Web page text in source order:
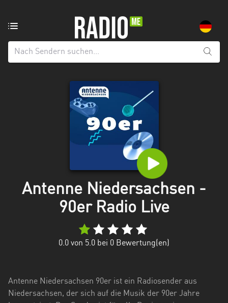
aus:
Alle
Bremen
Niedersachsen
Antenne Niedersachsen -
90er Radio Live
0.0 von 5.0 bei 0 Bewertung(en)
Antenne Niedersachsen 90er ist ein Radiosender aus
Niedersachsen, der sich auf die Musik der 90er Jahre